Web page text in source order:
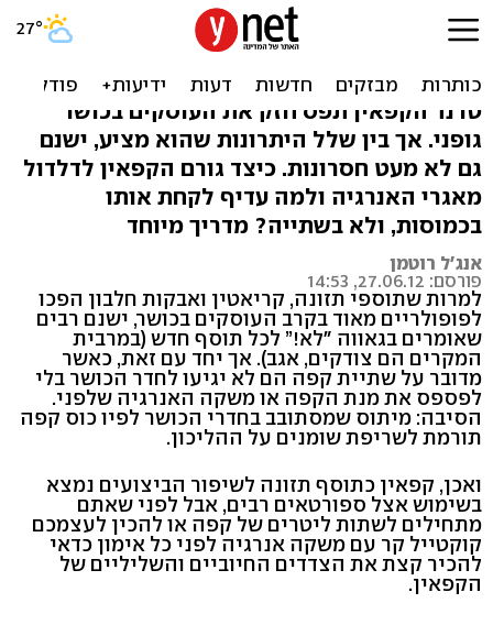
קפאין: הרבה יתרונות, אבל יש
גם חסרונות
טרנד הקפאין תפס חזק את העוסקים בכושר
גופני. אך בין שלל היתרונות שהוא מציע, ישנם
גם לא מעט חסרונות. כיצד גורם הקפאין לדלדול
מאגרי האנרגיה ולמה עדיף לקחת אותו
בכמוסות, ולא בשתייה? מדריך מיוחד
אנג'ל רוטמן
פורסם: 27.06.12, 14:53
למרות שתוספי תזונה, קריאטין ואבקות חלבון הפכו
לפופולריים מאוד בקרב העוסקים בכושר, ישנם רבים
שאומרים בגאווה "לא!” לכל תוסף חדש (במרבית
המקרים הם צודקים, אגב). אך יחד עם זאת, כאשר
מדובר על שתיית קפה הם לא יגיעו לחדר הכושר בלי
לפספס את מנת הקפה או משקה האנרגיה שלפני.
הסיבה: מיתוס שמסתובב בחדרי הכושר לפיו כוס קפה
תורמת לשריפת שומנים על ההליכון.
ואכן, קפאין כתוסף תזונה לשיפור הביצועים נמצא
בשימוש אצל ספורטאים רבים, אבל לפני שאתם
מתחילים לשתות ליטרים של קפה או להכין לעצמכם
קוקטייל קר עם משקה אנרגיה לפני כל אימון כדאי
להכיר קצת את הצדדים החיוביים והשליליים של
הקפאין.